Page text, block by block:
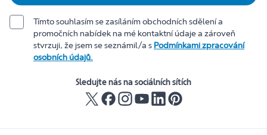
Tímto souhlasím se zasíláním obchodních sdělení a
promočních nabídek na mé kontaktní údaje a zároveň
stvrzuji, že jsem se seznámil/a s Podmínkami zpracování
osobních údajů.
Sledujte nás na sociálních sítích